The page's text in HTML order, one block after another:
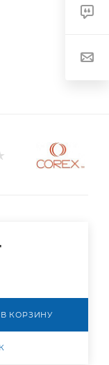
В КОРЗИНУ